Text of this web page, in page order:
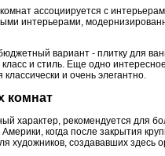
ассоциируется с
интерьерами,
вариант - плитку для
класс и стиль. Еще одно
и очень элегантно.
комнат
характер, рекомендуется для
когда после закрытия
художников, создававших здесь